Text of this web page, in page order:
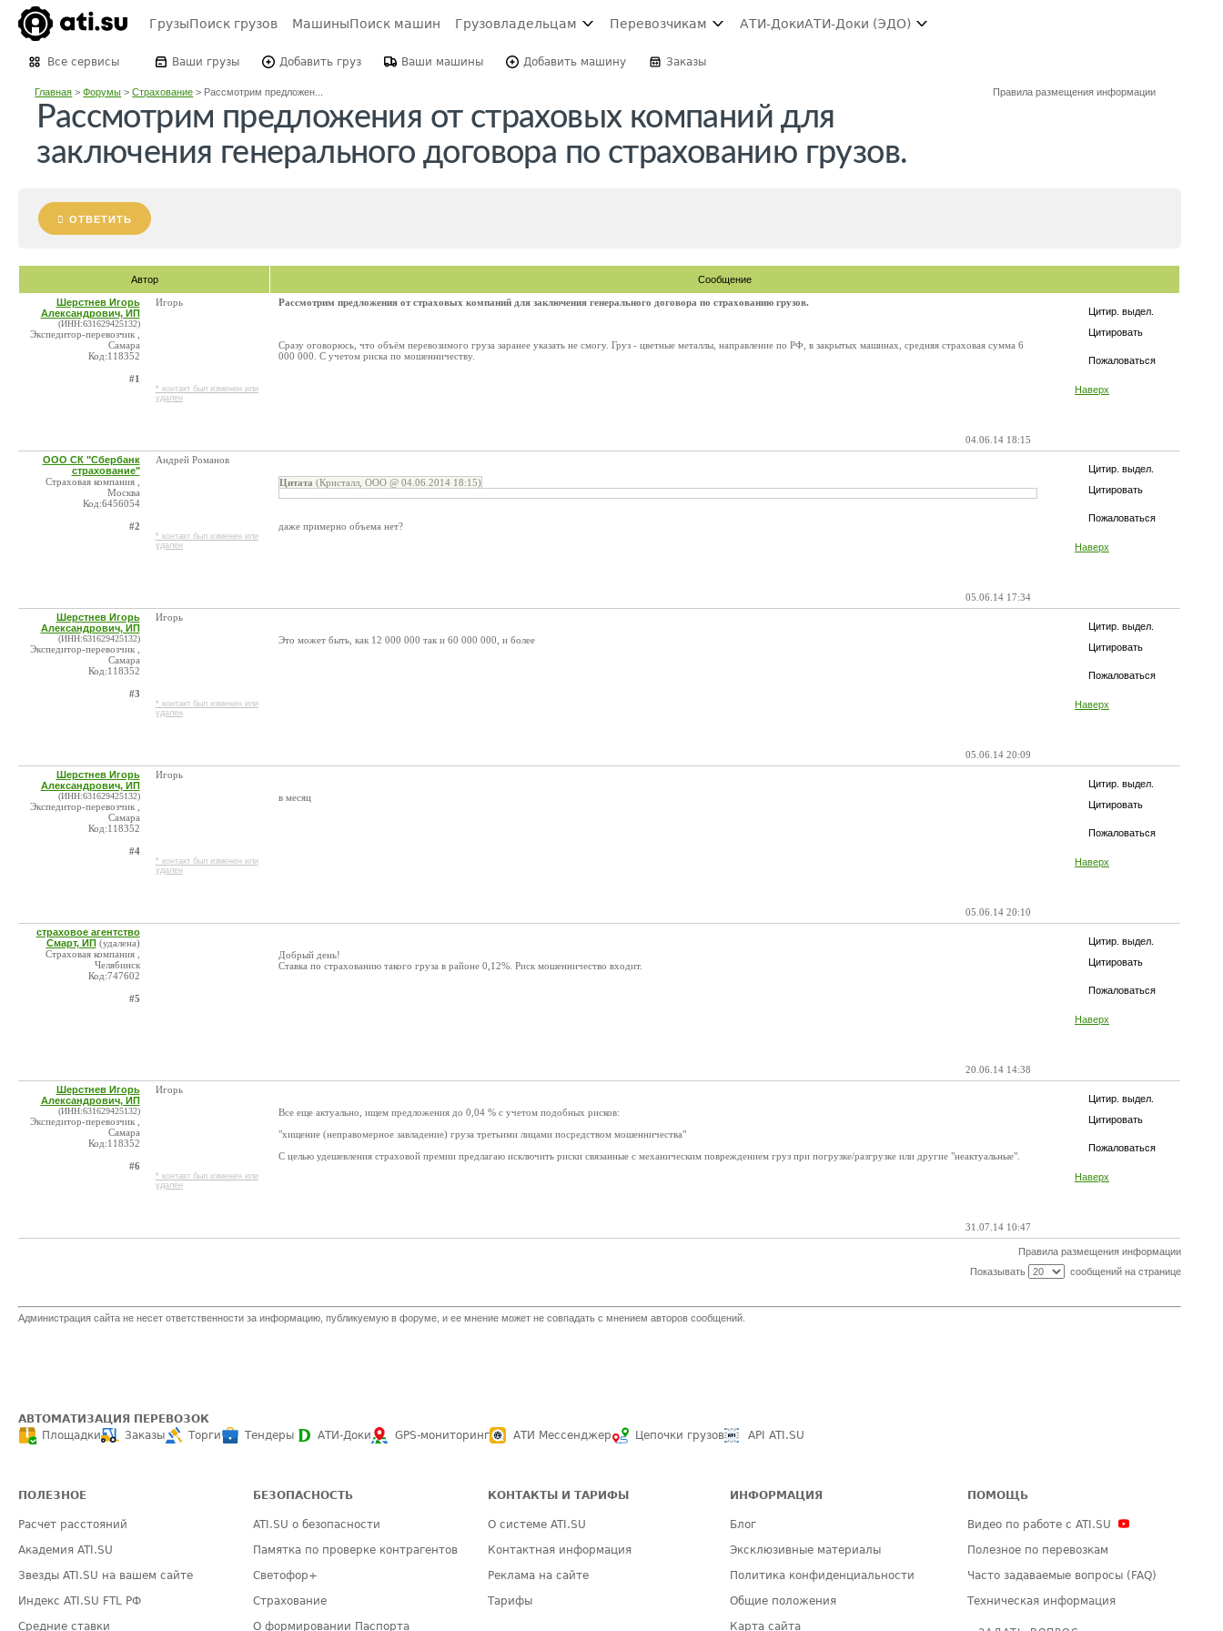
ГрузыПоиск грузов МашиныПоиск машин Грузовладельцам Перевозчикам АТИ-ДокиАТИ-Доки (ЭДО)
Все сервисы Ваши грузы Добавить груз Ваши машины Добавить машину Заказы
Главная >Форумы >Страхование > Рассмотрим предложен... Правила размещения информации
Рассмотрим предложения от страховых компаний для
заключения генерального договора по страхованию грузов.
ОТВЕТИТЬ
Автор Сообщение
Цитир. выдел.
Цитировать
Пожаловаться
Наверх
Шерстнев Игорь
Александрович, ИП
(ИНН:631629425132)
Экспедитор-перевозчик ,
Самара
Код:118352
#1
Игорь
* контакт был изменен или
удален
Рассмотрим предложения от страховых компаний для заключения генерального договора по страхованию грузов.
Сразу оговорюсь, что объём перевозимого груза заранее указать не смогу. Груз - цветные металлы, направление по РФ, в закрытых машинах, средняя страховая сумма 6
000 000. С учетом риска по мошенничеству.
04.06.14 18:15
Цитир. выдел.
Цитировать
Пожаловаться
Наверх
ООО СК "Сбербанк
страхование"
Страховая компания ,
Москва
Код:6456054
#2
Андрей Романов
* контакт был изменен или
удален
Цитата (Кристалл, ООО @ 04.06.2014 18:15)
даже примерно объема нет?
05.06.14 17:34
Цитир. выдел.
Цитировать
Пожаловаться
Наверх
Шерстнев Игорь
Александрович, ИП
(ИНН:631629425132)
Экспедитор-перевозчик ,
Самара
Код:118352
#3
Игорь
* контакт был изменен или
удален
Это может быть, как 12 000 000 так и 60 000 000, и более
05.06.14 20:09
Цитир. выдел.
Цитировать
Пожаловаться
Наверх
Шерстнев Игорь
Александрович, ИП
(ИНН:631629425132)
Экспедитор-перевозчик ,
Самара
Код:118352
#4
Игорь
* контакт был изменен или
удален
в месяц
05.06.14 20:10
Цитир. выдел.
Цитировать
Пожаловаться
Наверх
страховое агентство
Смарт, ИП (удалена)
Страховая компания ,
Челябинск
Код:747602
#5
Добрый день!
Ставка по страхованию такого груза в районе 0,12%. Риск мошенничество входит.
20.06.14 14:38
Цитир. выдел.
Цитировать
Пожаловаться
Наверх
Шерстнев Игорь
Александрович, ИП
(ИНН:631629425132)
Экспедитор-перевозчик ,
Самара
Код:118352
#6
Игорь
* контакт был изменен или
удален
Все еще актуально, ищем предложения до 0,04 % с учетом подобных рисков:
"хищение (неправомерное завладение) груза третьими лицами посредством мошенничества"
С целью удешевления страховой премии предлагаю исключить риски связанные с механическим повреждением груз при погрузке/разгрузке или другие "неактуальные".
31.07.14 10:47
Правила размещения информации
Показывать
сообщений на странице
Администрация сайта не несет ответственности за информацию, публикуемую в форуме, и ее мнение может не совпадать с мнением авторов сообщений.
АВТОМАТИЗАЦИЯ ПЕРЕВОЗОК
Площадки
Заказы Торги Тендеры АТИ-Доки GPS-мониторинг АТИ Мессенджер Цепочки грузов API ATI.SU
ПОЛЕЗНОЕ
Расчет расстояний
Академия ATI.SU
Звезды ATI.SU на вашем сайте
Индекс ATI.SU FTL РФ
Средние ставки
БЕЗОПАСНОСТЬ
ATI.SU о безопасности
Памятка по проверке контрагентов
Светофор+
Страхование
О формировании Паспорта
КОНТАКТЫ И ТАРИФЫ
О системе ATI.SU
Контактная информация
Реклама на сайте
Тарифы
ИНФОРМАЦИЯ
Блог
Эксклюзивные материалы
Политика конфиденциальности
Общие положения
Карта сайта
ПОМОЩЬ
Видео по работе с ATI.SU
Полезное по перевозкам
Часто задаваемые вопросы (FAQ)
Техническая информация